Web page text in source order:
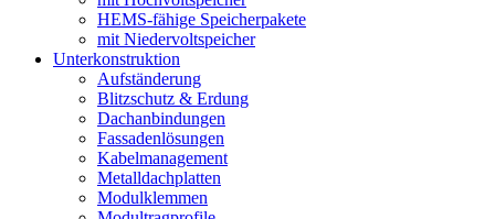
HEMS-fähige Speicherpakete
mit Niedervoltspeicher
Unterkonstruktion
Aufständerung
Blitzschutz & Erdung
Dachanbindungen
Fassadenlösungen
Kabelmanagement
Metalldachplatten
Modulklemmen